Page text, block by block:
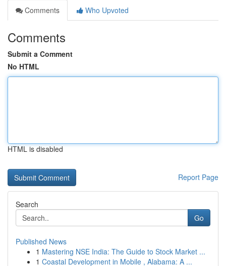
Comments
Who Upvoted
Comments
Submit a Comment
No HTML
HTML is disabled
Report Page
Search
Go
Published News
1 Mastering NSE India: The Guide to Stock Market ...
1 Coastal Development in Mobile , Alabama: A ...